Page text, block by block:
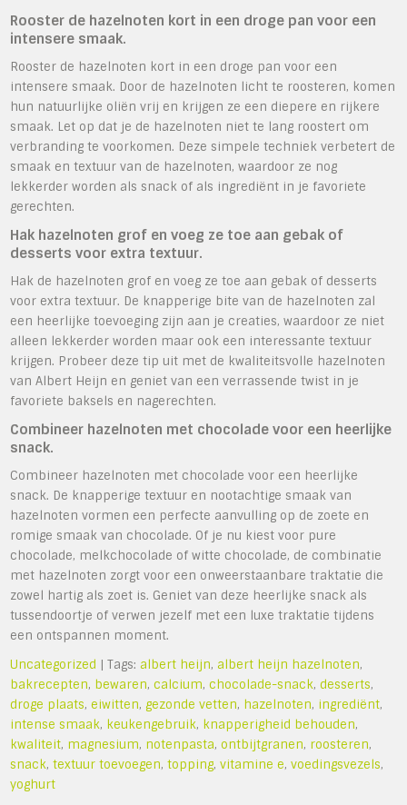
Rooster de hazelnoten kort in een droge pan voor een
intensere smaak.
Rooster de hazelnoten kort in een droge pan voor een
intensere smaak. Door de hazelnoten licht te roosteren, komen
hun natuurlijke oliën vrij en krijgen ze een diepere en rijkere
smaak. Let op dat je de hazelnoten niet te lang roostert om
verbranding te voorkomen. Deze simpele techniek verbetert de
smaak en textuur van de hazelnoten, waardoor ze nog
lekkerder worden als snack of als ingrediënt in je favoriete
gerechten.
Hak hazelnoten grof en voeg ze toe aan gebak of
desserts voor extra textuur.
Hak de hazelnoten grof en voeg ze toe aan gebak of desserts
voor extra textuur. De knapperige bite van de hazelnoten zal
een heerlijke toevoeging zijn aan je creaties, waardoor ze niet
alleen lekkerder worden maar ook een interessante textuur
krijgen. Probeer deze tip uit met de kwaliteitsvolle hazelnoten
van Albert Heijn en geniet van een verrassende twist in je
favoriete baksels en nagerechten.
Combineer hazelnoten met chocolade voor een heerlijke
snack.
Combineer hazelnoten met chocolade voor een heerlijke
snack. De knapperige textuur en nootachtige smaak van
hazelnoten vormen een perfecte aanvulling op de zoete en
romige smaak van chocolade. Of je nu kiest voor pure
chocolade, melkchocolade of witte chocolade, de combinatie
met hazelnoten zorgt voor een onweerstaanbare traktatie die
zowel hartig als zoet is. Geniet van deze heerlijke snack als
tussendoortje of verwen jezelf met een luxe traktatie tijdens
een ontspannen moment.
Uncategorized | Tags: albert heijn, albert heijn hazelnoten,
bakrecepten, bewaren,calcium,chocolade-snack,desserts,
droge plaats,eiwitten,gezonde vetten, hazelnoten, ingrediënt,
intense smaak, keukengebruik, knapperigheid behouden,
kwaliteit, magnesium, notenpasta,ontbijtgranen, roosteren,
snack,textuur toevoegen,topping,vitamine e,voedingsvezels,
yoghurt